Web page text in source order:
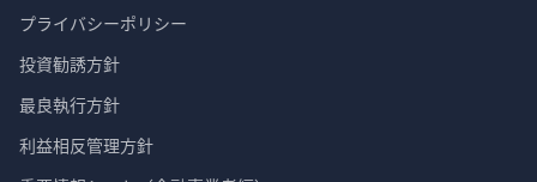
プライバシーポリシー
投資勧誘方針
最良執行方針
利益相反管理方針